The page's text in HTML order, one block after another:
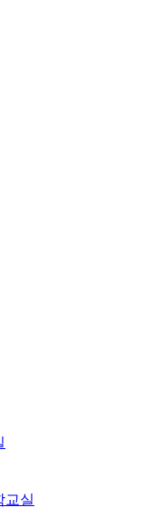
교실